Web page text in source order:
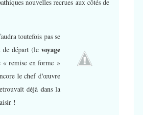
nouvelles recrues aux côtés de
toutefois pas se
de départ (le voyage
remise en forme »
le chef d'œuvre
déjà dans la
!